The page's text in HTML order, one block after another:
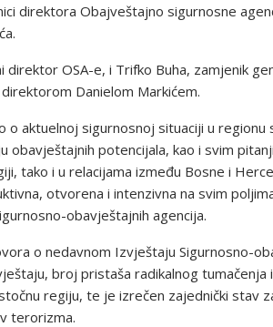
direktora Obajveštajno sigurnosne
direktor OSA-e, i Trifko Buha, zamjenik
Danielom Markićem.
o aktuelnoj sigurnosnoj situaciji u
obavještajnih potencijala, kao i svim
tako i u relacijama između Bosne i
otvorena i intenzivna na svim
obavještajnih agencija.
o nedavnom Izvještaju Sigurnosno-
broj pristaša radikalnog tumačenja
regiju, te je izrečen zajednički stav
terorizma.